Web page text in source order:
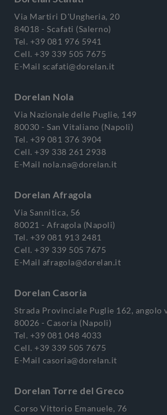
Via Martiri D'Ungheria, 20
84018 - Scafati (Salerno)
Tel. +39 081 976 5941
Cell. +39 339 505 7675
E-Mail scafati@dorelan.it
Dorelan Nola
Via Nazionale delle Puglie, 149
80030 - San Vitaliano (Napoli)
Tel. +39 081 376 3904
Cell. +39 338 261 2938
E-Mail nola.na@dorelan.it
Dorelan Afragola
Via Sannitica, 56
80021 - Afragola (Napoli)
Tel. +39 081 913 2481
Cell. +39 339 505 7675
E-Mail afragola@dorelan.it
Dorelan Casoria
Strada Provinciale Puglie 162, angolo
80026 - Casoria (Napoli)
Tel. +39 081 048 4033
Cell. +39 339 505 7675
E-Mail casoria@dorelan.it
Dorelan Torre del Greco
Corso Vittorio Emanuele, 76